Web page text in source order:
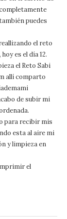
puedes
el reto
es el día 12.
el Reto Sabi
allí comparto
de subir mi
para recibir mis
esta al aire mi
y limpieza en
el